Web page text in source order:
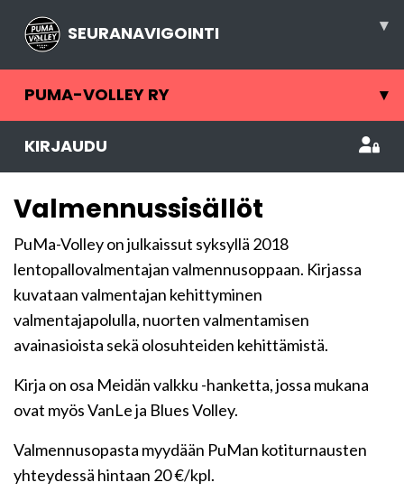
SEURANAVIGOINTI ▾
PUMA-VOLLEY RY ▾
KIRJAUDU
Valmennussisällöt
PuMa-Volley on julkaissut syksyllä 2018
lentopallovalmentajan valmennusoppaan. Kirjassa
kuvataan valmentajan kehittyminen
valmentajapolulla, nuorten valmentamisen
avainasioista sekä olosuhteiden kehittämistä.
Kirja on osa Meidän valkku -hanketta, jossa mukana
ovat myös VanLe ja Blues Volley.
Valmennusopasta myydään PuMan kotiturnausten
yhteydessä hintaan 20 €/kpl.